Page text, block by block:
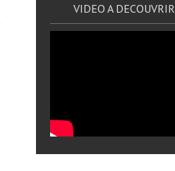
VIDEO A DECOUVRIR